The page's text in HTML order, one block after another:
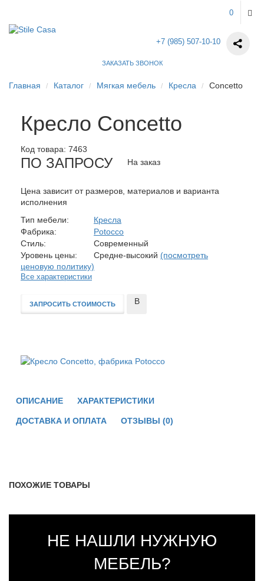
0
+7 (985) 507-10-10
ЗАКАЗАТЬ ЗВОНОК
Главная Каталог Мягкая мебель Кресла Concetto
Кресло Concetto
Код товара: 7463
ПО ЗАПРОСУ На заказ
Цена зависит от размеров, материалов и варианта
исполнения
Тип мебели:
Кресла
Фабрика:
Potocco
Стиль:
Современный
Уровень цены:
Средне-высокий (посмотреть
ценовую политику)
Все характеристики
ЗАПРОСИТЬ СТОИМОСТЬ
В
ОПИСАНИЕ ХАРАКТЕРИСТИКИ
ДОСТАВКА И ОПЛАТА ОТЗЫВЫ (0)
ПОХОЖИЕ ТОВАРЫ
НЕ НАШЛИ НУЖНУЮ
МЕБЕЛЬ?